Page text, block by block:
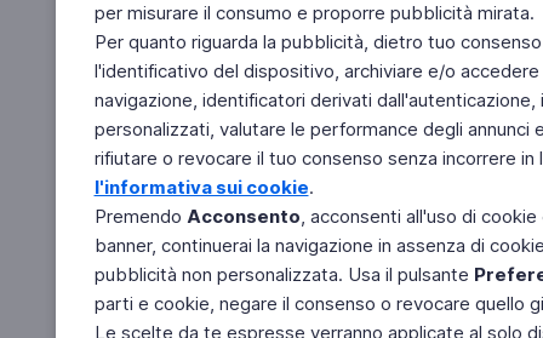
per misurare il consumo e proporre pubblicità mirata.
Per quanto riguarda la pubblicità, dietro tuo
l'identificativo del dispositivo, archiviare e/o
navigazione, identificatori derivati
personalizzati, valutare le performance degli
rifiutare o revocare il tuo consenso senza incorrere
l'informativa sui cookie.
Premendo Acconsento, acconsenti all'uso di
banner, continuerai la navigazione in assenza di
pubblicità non personalizzata. Usa il pulsante
parti e cookie, negare il consenso o revocare quello
Le scelte da te espresse verranno applicate al solo